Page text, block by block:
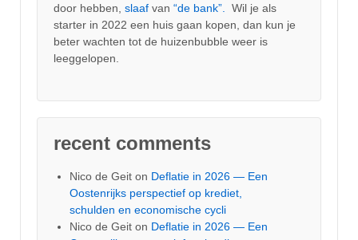
door hebben, slaaf van “de bank”.
Wil je als
starter in 2022 een huis gaan kopen, dan kun je
beter wachten tot de huizenbubble weer is
leeggelopen.
recent comments
Nico de Geit on Deflatie in 2026 — Een
Oostenrijks perspectief op krediet,
schulden en economische cycli
Nico de Geit on Deflatie in 2026 — Een